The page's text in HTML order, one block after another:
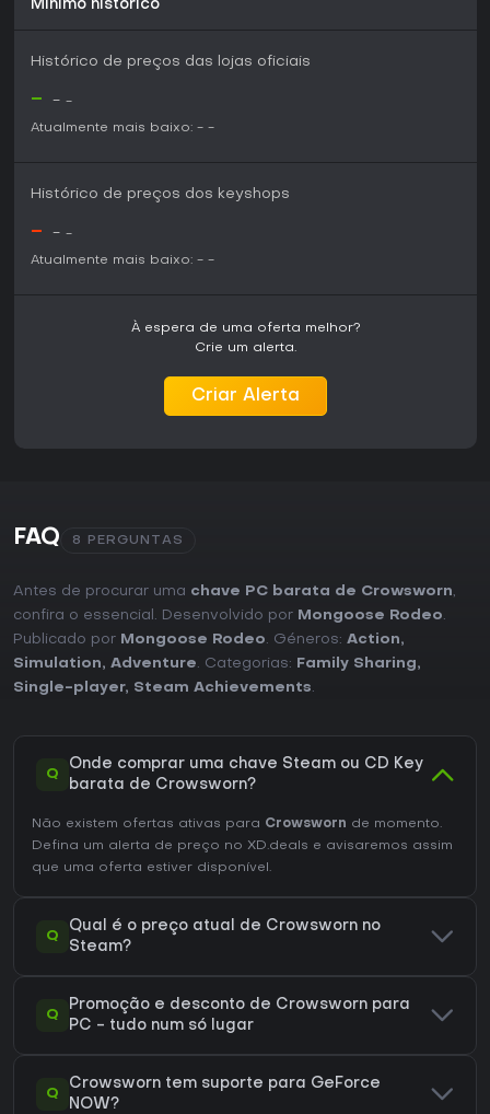
Mínimo histórico
Histórico de preços das lojas oficiais
- - -
Atualmente mais baixo: - -
Histórico de preços dos keyshops
- - -
Atualmente mais baixo: - -
À espera de uma oferta melhor?
Crie um alerta.
Criar Alerta
FAQ 8 PERGUNTAS
Antes de procurar uma chave PC barata de Crowsworn,
confira o essencial. Desenvolvido por Mongoose Rodeo.
Publicado por Mongoose Rodeo. Géneros: Action,
Simulation, Adventure. Categorias: Family Sharing,
Single-player, Steam Achievements.
Q
Onde comprar uma chave Steam ou CD Key
barata de Crowsworn?
Não existem ofertas ativas para Crowsworn de momento.
Defina um alerta de preço no XD.deals e avisaremos assim
que uma oferta estiver disponível.
Q
Qual é o preço atual de Crowsworn no
Steam?
Q
Promoção e desconto de Crowsworn para
PC - tudo num só lugar
Q
Crowsworn tem suporte para GeForce
NOW?